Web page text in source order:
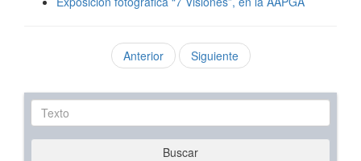
Anterior Siguiente
Texto
Buscar